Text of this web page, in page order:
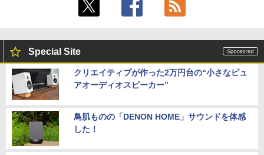
Special Site
クリエイティブが作った2万円台の“小さなピュ
アオーディオスピーカー”
鳥肌ものの「DENON HOME」サウンドを体感
した！